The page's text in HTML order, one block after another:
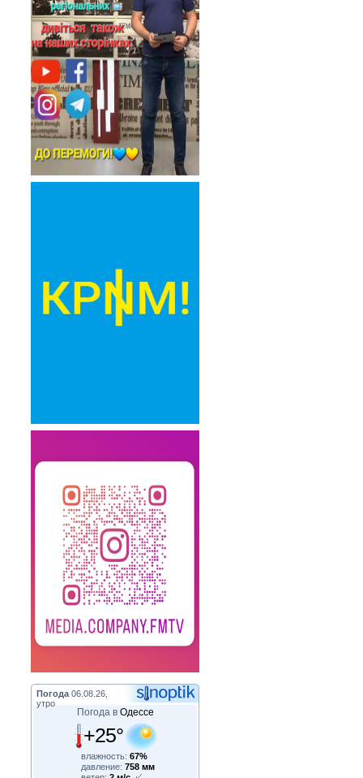
Погода 06.08.26,
утро
Погода в Одессе
+25°
влажность: 67%
давление: 758 мм